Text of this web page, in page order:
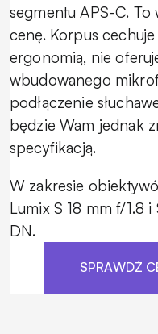
segmentu APS-C. To
cenę. Korpus
ergonomią, nie
wbudowanego
podłączenie
będzie Wam jednak
specyfikacją.
W zakresie
Lumix S 18 mm f/1.8
DN.
SPRAWDŹ